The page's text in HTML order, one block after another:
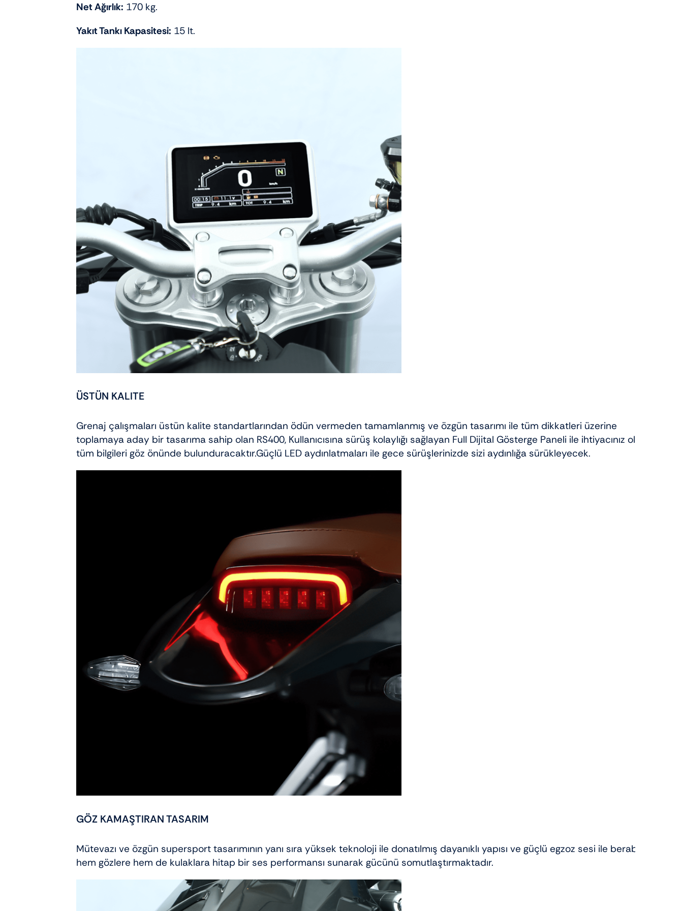
Net Ağırlık: 170 kg.
Yakıt Tankı Kapasitesi: 15 lt.
ÜSTÜN KALITE
Grenaj çalışmaları üstün kalite standartlarından ödün vermeden tamamlanmış ve özgün tasarımı ile tüm dikkatleri üzerine
toplamaya aday bir tasarıma sahip olan RS400, Kullanıcısına sürüş kolaylığı sağlayan Full Dijital Gösterge Paneli ile ihtiyacınız olan
tüm bilgileri göz önünde bulunduracaktır.Güçlü LED aydınlatmaları ile gece sürüşlerinizde sizi aydınlığa sürükleyecek.
GÖZ KAMAŞTIRAN TASARIM
Mütevazı ve özgün supersport tasarımının yanı sıra yüksek teknoloji ile donatılmış dayanıklı yapısı ve güçlü egzoz sesi ile beraber
hem gözlere hem de kulaklara hitap bir ses performansı sunarak gücünü somutlaştırmaktadır.